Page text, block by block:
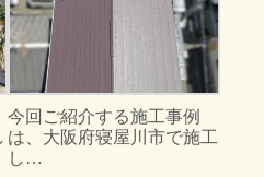
今回ご紹介する施工事例
は、大阪府寝屋川市で施工
し…